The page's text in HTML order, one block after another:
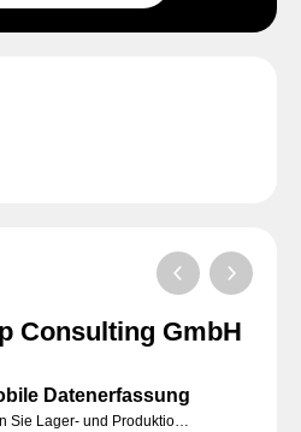
Consulting GmbH
Datenerfassung
Mit Fusion+ MDE erfassen Sie Lager- und Produktionsprozesse mobil und in Echtzeit direkt in Ihrer Sage 100 – für weniger Fehler, mehr Effizienz und jederzeit aktuelle Bestände.